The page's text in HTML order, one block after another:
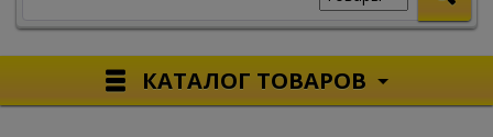
КАТАЛОГ ТОВАРОВ